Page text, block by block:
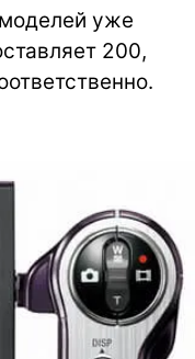
уже
200,